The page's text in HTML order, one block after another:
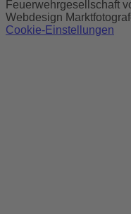
Feuerwehrgesellschaft
Webdesign
Cookie-Einstellungen